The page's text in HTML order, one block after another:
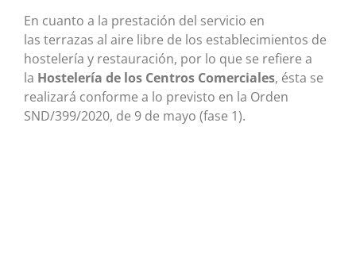
En cuanto a la prestación del servicio en
las terrazas al aire libre de los establecimientos de
hostelería y restauración, por lo que se refiere a
la Hostelería de los Centros Comerciales, ésta se
realizará conforme a lo previsto en la Orden
SND/399/2020, de 9 de mayo (fase 1).